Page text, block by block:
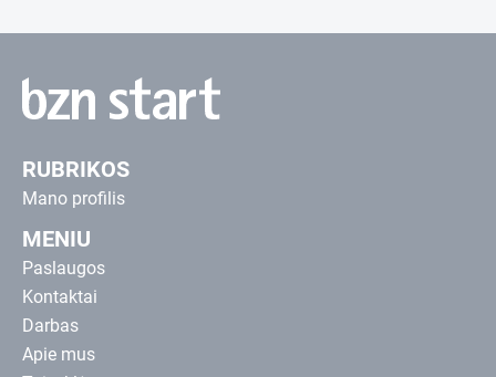
RUBRIKOS
Mano profilis
MENIU
Paslaugos
Kontaktai
Darbas
Apie mus